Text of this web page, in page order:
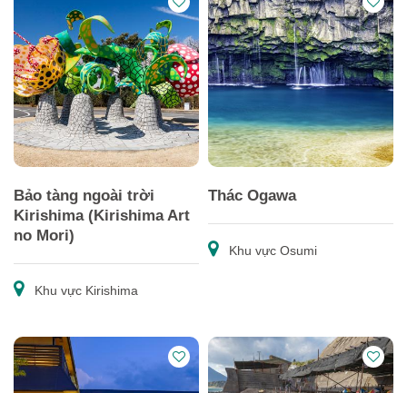
Bảo tàng ngoài trời
Kirishima (Kirishima Art
no Mori)
Khu vực Kirishima
Thác Ogawa
Khu vực Osumi